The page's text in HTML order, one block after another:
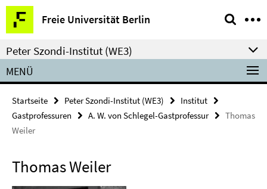
Springe
direkt
zu
Inhalt
Freie Universität Berlin
Service-
Navigation
Peter Szondi-Institut (WE3)
MENÜ
Startseite Peter Szondi-Institut (WE3)
Institut
Gastprofessuren
A. W. von Schlegel-Gastprofessur
Thomas
Weiler
Thomas Weiler